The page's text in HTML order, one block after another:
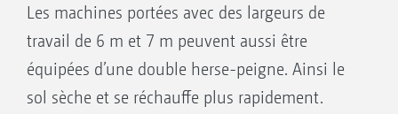
Les machines portées avec des largeurs de
travail de 6 m et 7 m peuvent aussi être
équipées d’une double herse-peigne. Ainsi le
sol sèche et se réchauffe plus rapidement.